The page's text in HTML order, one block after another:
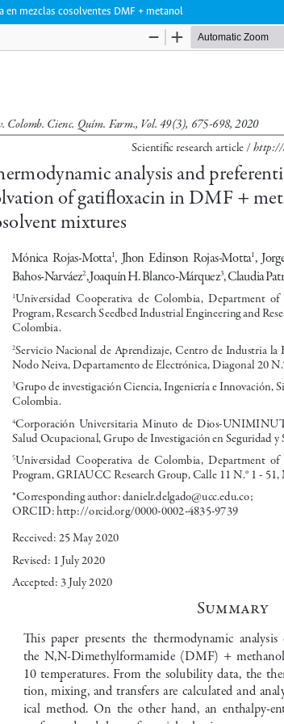
mezclas cosolventes DMF + metanol